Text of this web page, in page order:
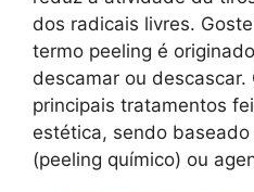
dos radicais livres.
termo peeling é
descamar ou descascar.
principais tratamentos
estética, sendo
(peeling químico) ou